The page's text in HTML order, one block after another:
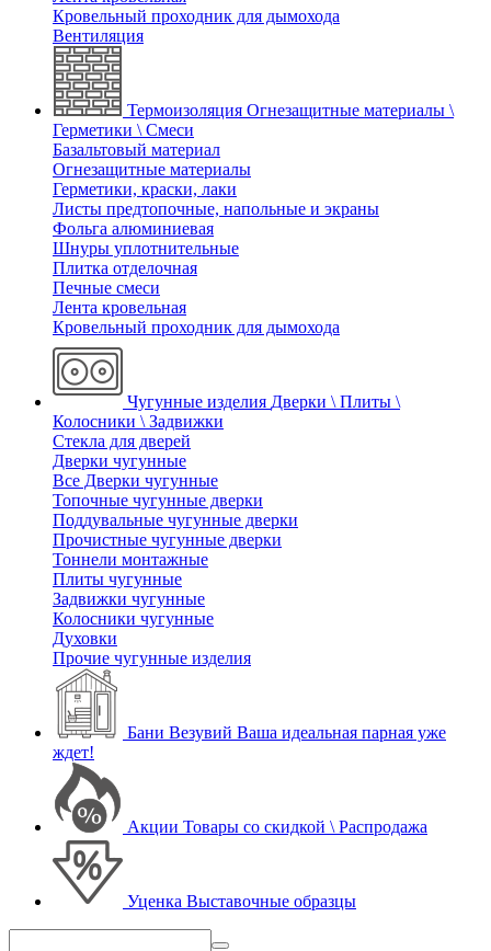
Кровельный проходник для дымохода
Вентиляция
Термоизоляция Огнезащитные материалы \
Герметики \ Смеси
Базальтовый материал
Огнезащитные материалы
Герметики, краски, лаки
Листы предтопочные, напольные и экраны
Фольга алюминиевая
Шнуры уплотнительные
Плитка отделочная
Печные смеси
Лента кровельная
Кровельный проходник для дымохода
Чугунные изделия Дверки \ Плиты \
Колосники \ Задвижки
Стекла для дверей
Дверки чугунные
Все Дверки чугунные
Топочные чугунные дверки
Поддувальные чугунные дверки
Прочистные чугунные дверки
Тоннели монтажные
Плиты чугунные
Задвижки чугунные
Колосники чугунные
Духовки
Прочие чугунные изделия
Бани Везувий Ваша идеальная парная уже
ждет!
Акции Товары со скидкой \ Распродажа
Уценка Выставочные образцы